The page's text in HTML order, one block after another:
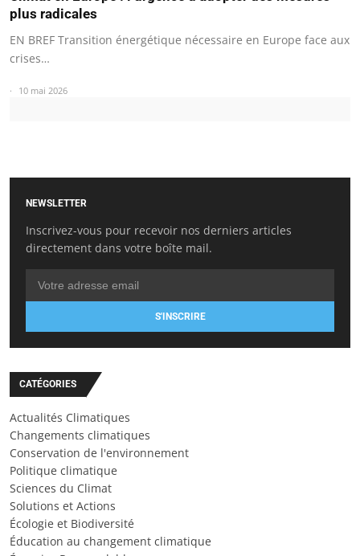
plus radicales
EN BREF Transition énergétique nécessaire en Europe face aux
crises…
10 mai 2026
NEWSLETTER
Inscrivez-vous pour recevoir nos derniers articles
directement dans votre boîte mail.
S'INSCRIRE
CATÉGORIES
Actualités Climatiques
Changements climatiques
Conservation de l'environnement
Politique climatique
Sciences du Climat
Solutions et Actions
Écologie et Biodiversité
Éducation au changement climatique